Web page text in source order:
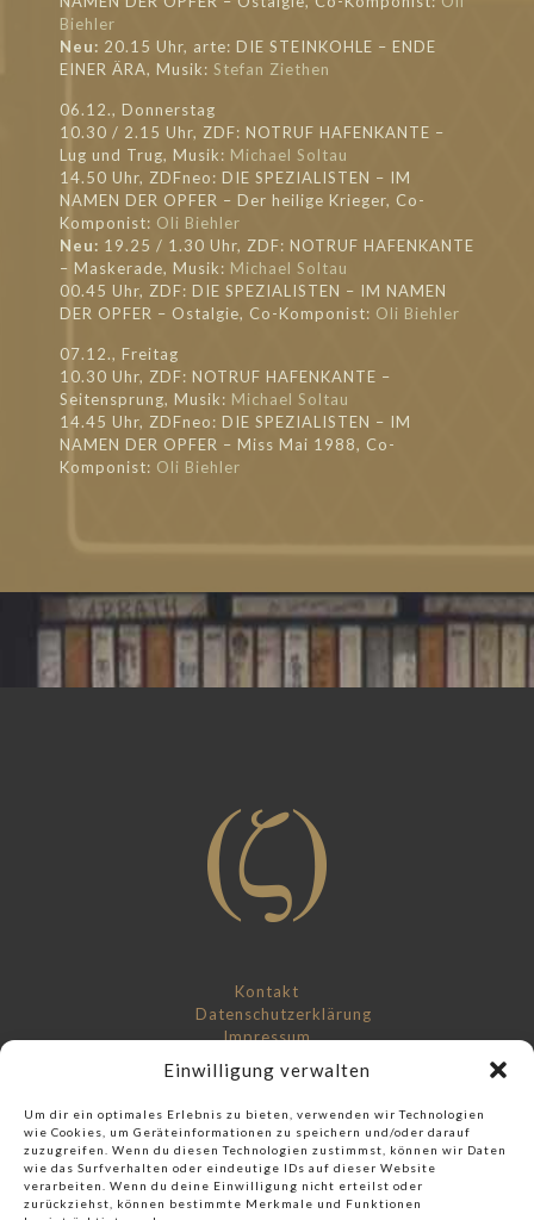
Einwilligung verwalten
Um dir ein optimales Erlebnis zu bieten, verwenden wir Technologien
wie Cookies, um Geräteinformationen zu speichern und/oder darauf
zuzugreifen. Wenn du diesen Technologien zustimmst, können wir Daten
wie das Surfverhalten oder eindeutige IDs auf dieser Website
verarbeiten. Wenn du deine Einwilligung nicht erteilst oder
zurückziehst, können bestimmte Merkmale und Funktionen
Biehler
Neu: 20.15 Uhr, arte: DIE STEINKOHLE – ENDE
EINER ÄRA, Musik: Stefan Ziethen
06.12., Donnerstag
10.30 / 2.15 Uhr, ZDF: NOTRUF HAFENKANTE –
Lug und Trug, Musik: Michael Soltau
14.50 Uhr, ZDFneo: DIE SPEZIALISTEN – IM
NAMEN DER OPFER – Der heilige Krieger, Co-
Komponist: Oli Biehler
Neu: 19.25 / 1.30 Uhr, ZDF: NOTRUF HAFENKANTE
– Maskerade, Musik: Michael Soltau
00.45 Uhr, ZDF: DIE SPEZIALISTEN – IM NAMEN
DER OPFER – Ostalgie, Co-Komponist: Oli Biehler
07.12., Freitag
10.30 Uhr, ZDF: NOTRUF HAFENKANTE –
Seitensprung, Musik: Michael Soltau
14.45 Uhr, ZDFneo: DIE SPEZIALISTEN – IM
NAMEN DER OPFER – Miss Mai 1988, Co-
Komponist: Oli Biehler
Kontakt
Datenschutzerklärung
Impressum
Check out our music label: